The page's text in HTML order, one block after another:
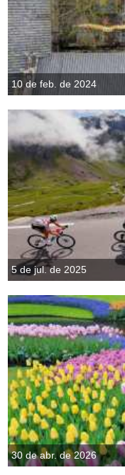
10 de feb. de 2024
5 de jul. de 2025
30 de abr. de 2026